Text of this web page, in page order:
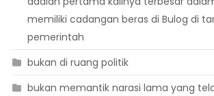
memiliki cadangan beras di Bulog di
pemerintah
bukan di ruang politik
bukan memantik narasi lama yang